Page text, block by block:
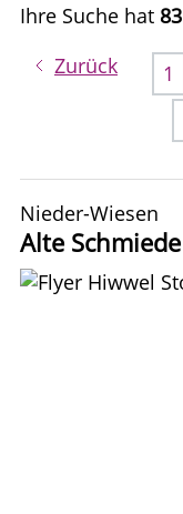
Ihre Suche hat 83
Zurück
1
Nieder-Wiesen
Alte Schmiede